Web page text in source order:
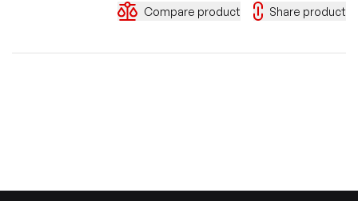
Compare product Share product